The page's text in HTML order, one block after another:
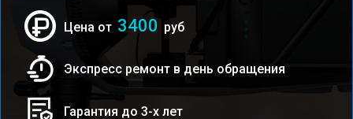
Цена от 3400 руб
Экспресс ремонт в день обращения
Гарантия до 3-х лет